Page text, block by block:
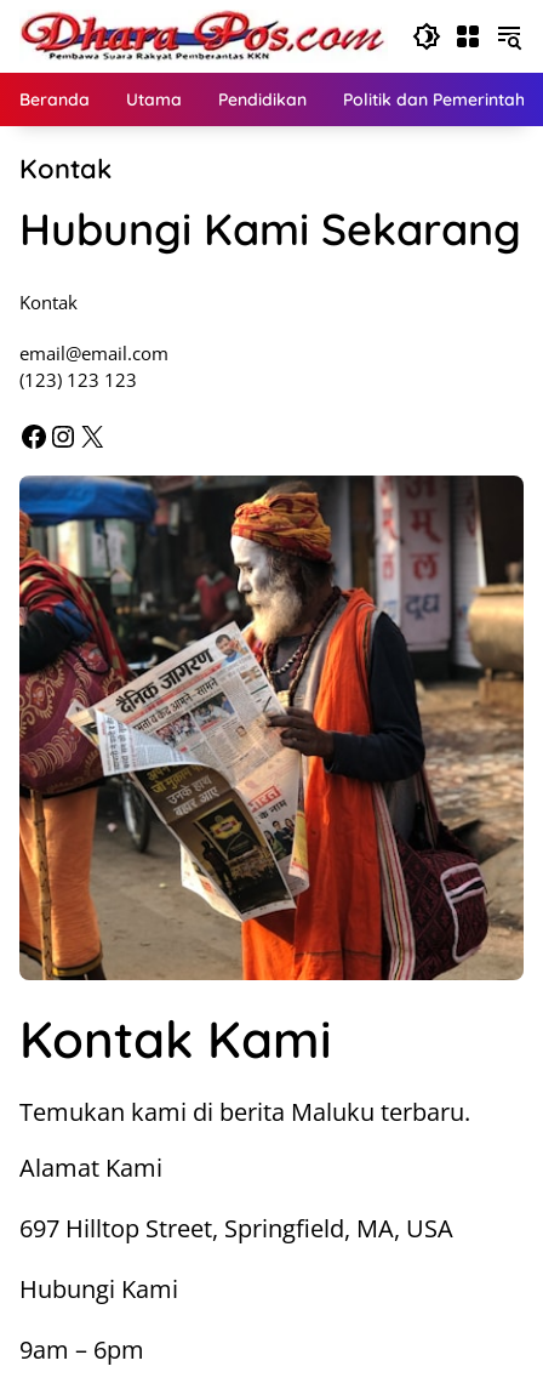
Langsung
konten
Beranda Utama Pendidikan Politik dan
Kontak
Hubungi Kami Sekarang
Kontak
email@email.com
(123) 123 123
Facebook InstagramX
Kontak Kami
Temukan kami di berita Maluku terbaru.
Alamat Kami
697 Hilltop Street, Springfield, MA, USA
Hubungi Kami
9am – 6pm